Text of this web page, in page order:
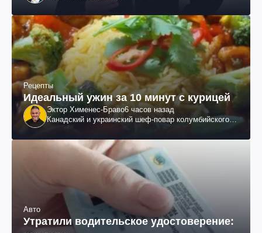
Рецепты
Идеальный ужин за 10 минут с курицей
Эктор Хименес-Браво6 часов назад
Канадский и украинский шеф-повар колумбийского
Авто
Утратили водительское удостоверение: